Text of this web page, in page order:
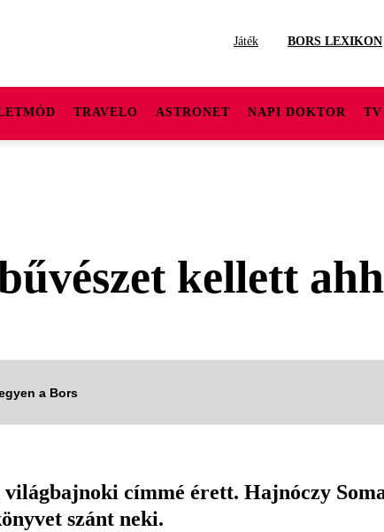
Játék BORS LEXIKON
TRAVELO ASTRONET NAPI DOKTOR TV
kellett
a Bors
címmé érett. Hajnóczy
szánt neki.